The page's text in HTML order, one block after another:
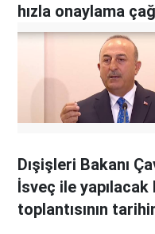
hızla onaylama
Dışişleri Bakanı
İsveç ile yapılacak
toplantısının